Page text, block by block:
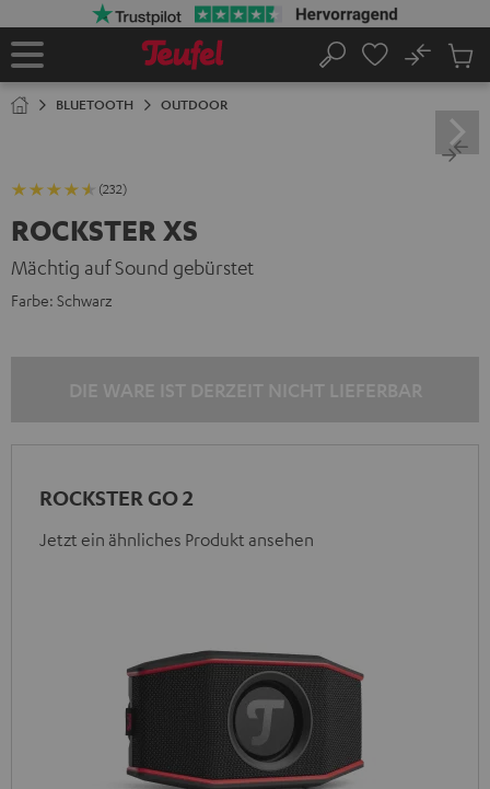
Startseite
Suche
No
BLUETOOTH OUTDOOR
(232)
ROCKSTER XS
Mächtig auf Sound gebürstet
Farbe: Schwarz
ROCKSTER GO 2
Jetzt ein ähnliches Produkt ansehen